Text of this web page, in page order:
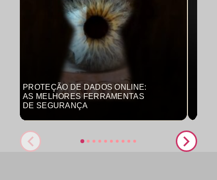
PROTEÇÃO DE DADOS ONLINE:
AS MELHORES FERRAMENTAS
DE SEGURANÇA